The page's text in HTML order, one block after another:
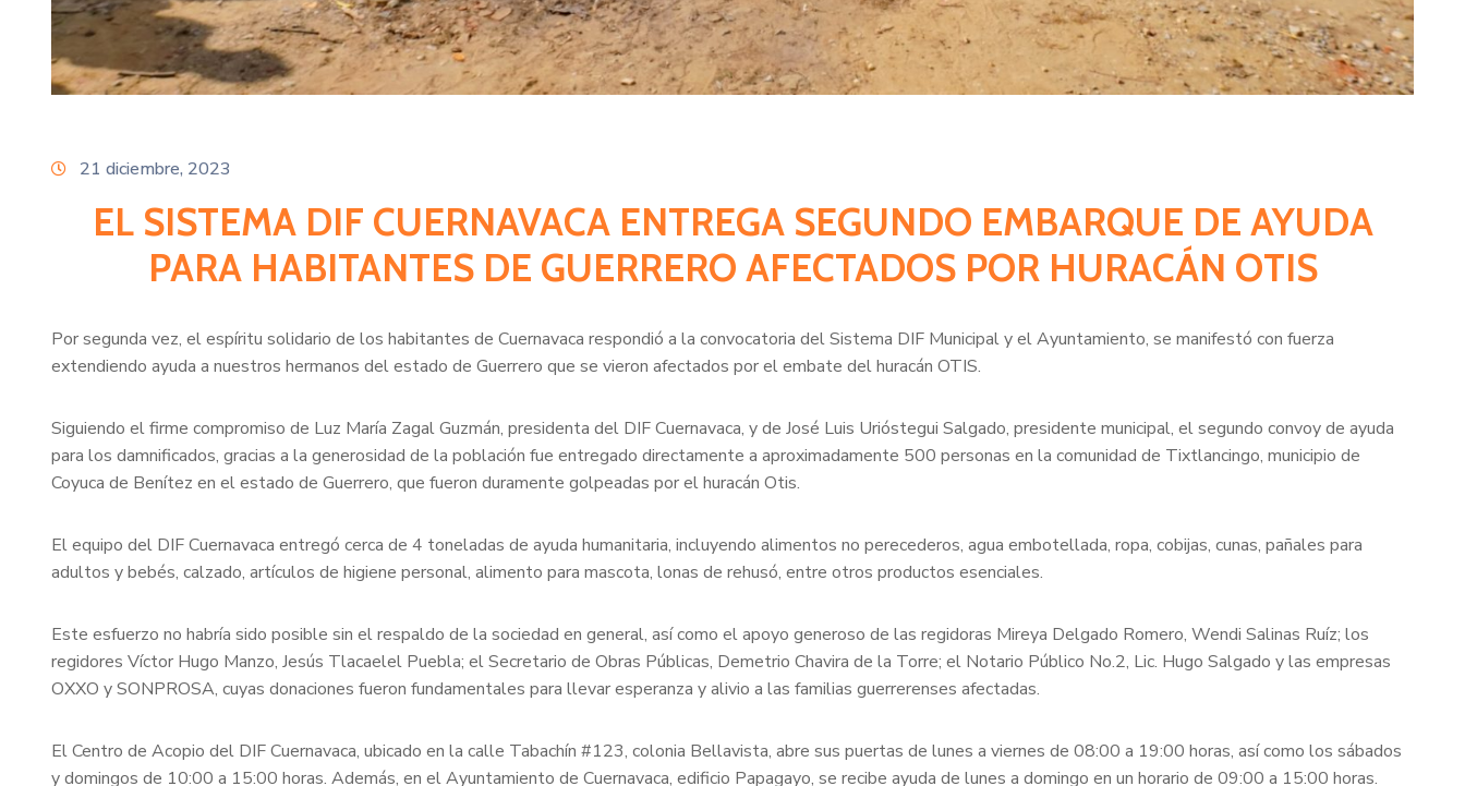
21 diciembre, 2023
EL SISTEMA DIF CUERNAVACA ENTREGA SEGUNDO EMBARQUE DE AYUDA
PARA HABITANTES DE GUERRERO AFECTADOS POR HURACÁN OTIS
Por segunda vez, el espíritu solidario de los habitantes de Cuernavaca respondió a la convocatoria del Sistema DIF Municipal y el Ayuntamiento, se manifestó con fuerza
extendiendo ayuda a nuestros hermanos del estado de Guerrero que se vieron afectados por el embate del huracán OTIS.
Siguiendo el firme compromiso de Luz María Zagal Guzmán, presidenta del DIF Cuernavaca, y de José Luis Urióstegui Salgado, presidente municipal, el segundo convoy de ayuda
para los damnificados, gracias a la generosidad de la población fue entregado directamente a aproximadamente 500 personas en la comunidad de Tixtlancingo, municipio de
Coyuca de Benítez en el estado de Guerrero, que fueron duramente golpeadas por el huracán Otis.
El equipo del DIF Cuernavaca entregó cerca de 4 toneladas de ayuda humanitaria, incluyendo alimentos no perecederos, agua embotellada, ropa, cobijas, cunas, pañales para
adultos y bebés, calzado, artículos de higiene personal, alimento para mascota, lonas de rehusó, entre otros productos esenciales.
Este esfuerzo no habría sido posible sin el respaldo de la sociedad en general, así como el apoyo generoso de las regidoras Mireya Delgado Romero, Wendi Salinas Ruíz; los
regidores Víctor Hugo Manzo, Jesús Tlacaelel Puebla; el Secretario de Obras Públicas, Demetrio Chavira de la Torre; el Notario Público No.2, Lic. Hugo Salgado y las empresas
OXXO y SONPROSA, cuyas donaciones fueron fundamentales para llevar esperanza y alivio a las familias guerrerenses afectadas.
El Centro de Acopio del DIF Cuernavaca, ubicado en la calle Tabachín #123, colonia Bellavista, abre sus puertas de lunes a viernes de 08:00 a 19:00 horas, así como los sábados
y domingos de 10:00 a 15:00 horas. Además, en el Ayuntamiento de Cuernavaca, edificio Papagayo, se recibe ayuda de lunes a domingo en un horario de 09:00 a 15:00 horas.